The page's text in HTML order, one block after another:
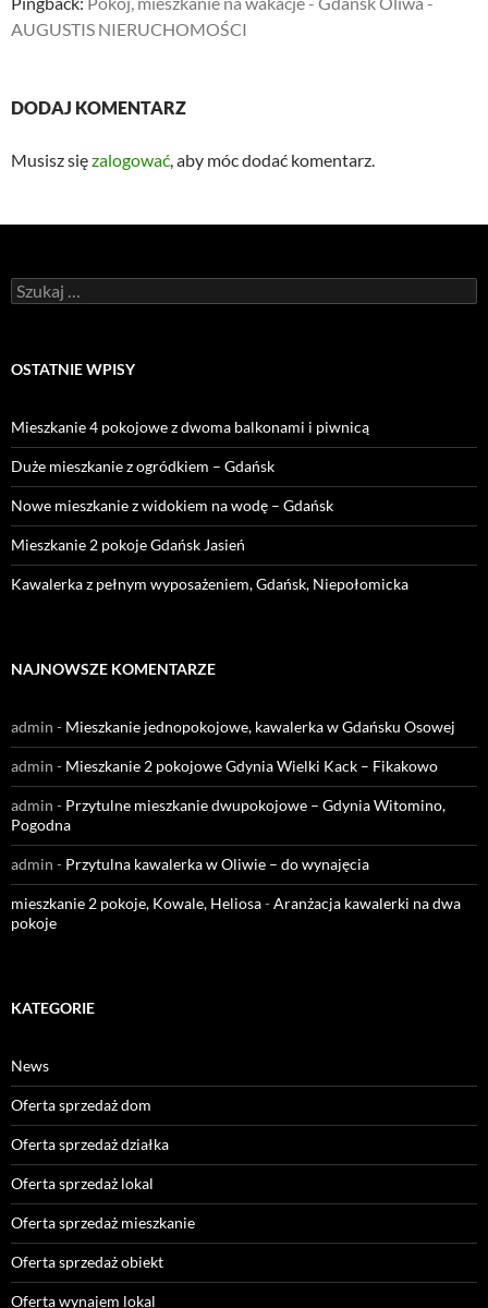
AUGUSTIS NIERUCHOMOŚCI
DODAJ KOMENTARZ
Musisz sięzalogować, aby móc dodać komentarz.
Szukaj:
OSTATNIE WPISY
Mieszkanie 4 pokojowe z dwoma balkonami i piwnicą
Duże mieszkanie z ogródkiem – Gdańsk
Nowe mieszkanie z widokiem na wodę – Gdańsk
Mieszkanie 2 pokoje Gdańsk Jasień
Kawalerka z pełnym wyposażeniem, Gdańsk, Niepołomicka
NAJNOWSZE KOMENTARZE
admin - Mieszkanie jednopokojowe, kawalerka w Gdańsku Osowej
admin - Mieszkanie 2 pokojowe Gdynia Wielki Kack – Fikakowo
admin - Przytulne mieszkanie dwupokojowe – Gdynia Witomino,
Pogodna
admin - Przytulna kawalerka w Oliwie – do wynajęcia
mieszkanie 2 pokoje, Kowale, Heliosa-Aranżacja kawalerki na dwa
pokoje
KATEGORIE
News
Oferta sprzedaż dom
Oferta sprzedaż działka
Oferta sprzedaż lokal
Oferta sprzedaż mieszkanie
Oferta sprzedaż obiekt
Oferta wynajem lokal